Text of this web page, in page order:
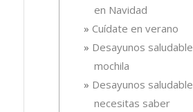
en Navidad
Cuídate en verano
Desayunos
mochila
Desayunos
necesitas saber